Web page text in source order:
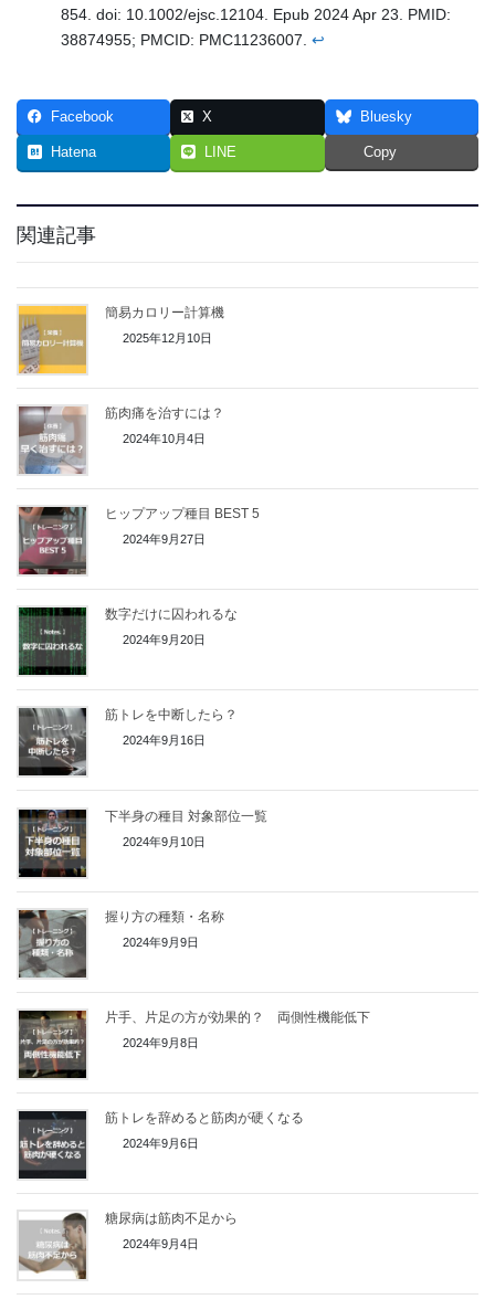
854. doi: 10.1002/ejsc.12104. Epub 2024 Apr 23. PMID:
38874955; PMCID: PMC11236007. ↩︎
Facebook X Bluesky
Hatena LINE Copy
関連記事
簡易カロリー計算機
2025年12月10日
筋肉痛を治すには？
2024年10月4日
ヒップアップ種目 BEST 5
2024年9月27日
数字だけに囚われるな
2024年9月20日
筋トレを中断したら？
2024年9月16日
下半身の種目 対象部位一覧
2024年9月10日
握り方の種類・名称
2024年9月9日
片手、片足の方が効果的？ 両側性機能低下
2024年9月8日
筋トレを辞めると筋肉が硬くなる
2024年9月6日
糖尿病は筋肉不足から
2024年9月4日